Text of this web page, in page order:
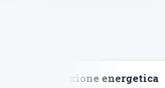
energetica